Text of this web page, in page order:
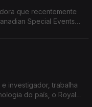
que recentemente
Special Events
trabalha
do país, o Royal